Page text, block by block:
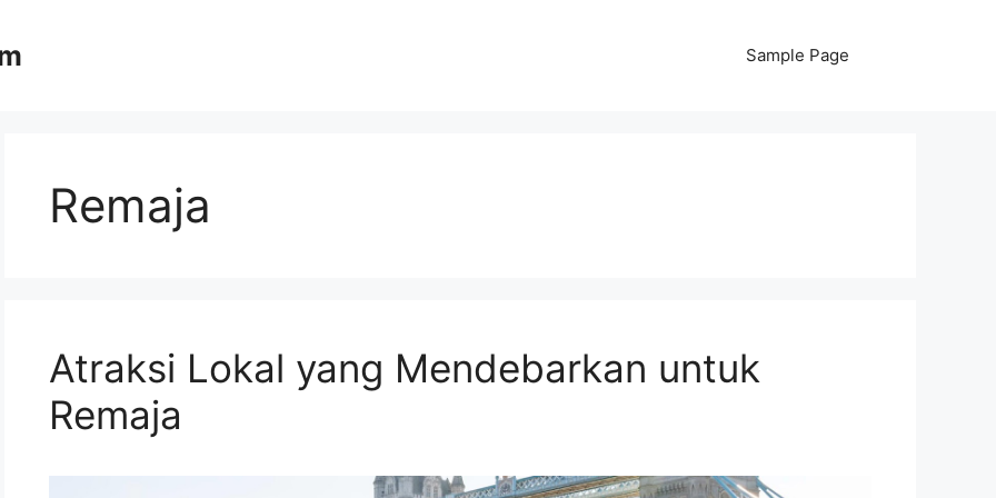
Sample Page
Remaja
Atraksi Lokal yang Mendebarkan untuk
Remaja